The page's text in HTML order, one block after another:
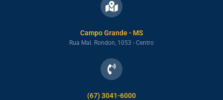
Campo Grande - MS
Rua Mal. Rondon, 1053 - Centro
(67) 3041-6000